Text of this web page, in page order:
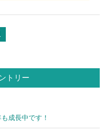
トリー
成長中です！